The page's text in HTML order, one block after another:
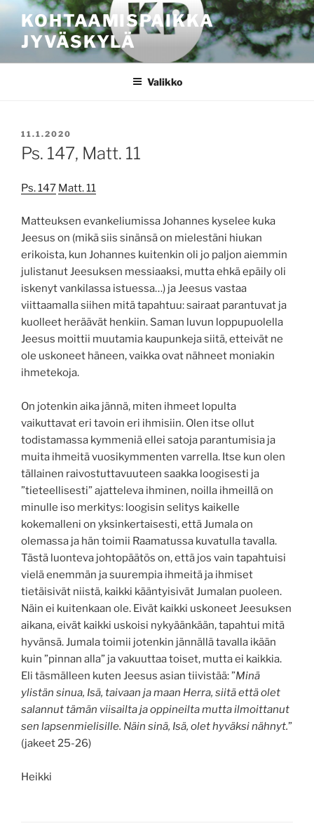
sisältöönKOHTAAMISPAIKKA
JYVÄSKYLÄ
Valikko
JULKAISTU
11.1.2020
Ps. 147, Matt. 11
Ps. 147 Matt. 11
Matteuksen evankeliumissa Johannes kyselee kuka
Jeesus on (mikä siis sinänsä on mielestäni hiukan
erikoista, kun Johannes kuitenkin oli jo paljon aiemmin
julistanut Jeesuksen messiaaksi, mutta ehkä epäily oli
iskenyt vankilassa istuessa…) ja Jeesus vastaa
viittaamalla siihen mitä tapahtuu: sairaat parantuvat ja
kuolleet heräävät henkiin. Saman luvun loppupuolella
Jeesus moittii muutamia kaupunkeja siitä, etteivät ne
ole uskoneet häneen, vaikka ovat nähneet moniakin
ihmetekoja.
On jotenkin aika jännä, miten ihmeet lopulta
vaikuttavat eri tavoin eri ihmisiin. Olen itse ollut
todistamassa kymmeniä ellei satoja parantumisia ja
muita ihmeitä vuosikymmenten varrella. Itse kun olen
tällainen raivostuttavuuteen saakka loogisesti ja
”tieteellisesti” ajatteleva ihminen, noilla ihmeillä on
minulle iso merkitys: loogisin selitys kaikelle
kokemalleni on yksinkertaisesti, että Jumala on
olemassa ja hän toimii Raamatussa kuvatulla tavalla.
Tästä luonteva johtopäätös on, että jos vain tapahtuisi
vielä enemmän ja suurempia ihmeitä ja ihmiset
tietäisivät niistä, kaikki kääntyisivät Jumalan puoleen.
Näin ei kuitenkaan ole. Eivät kaikki uskoneet Jeesuksen
aikana, eivät kaikki uskoisi nykyäänkään, tapahtui mitä
hyvänsä. Jumala toimii jotenkin jännällä tavalla ikään
kuin ”pinnan alla” ja vakuuttaa toiset, mutta ei kaikkia.
Eli täsmälleen kuten Jeesus asian tiivistää: ”Minä
ylistän sinua, Isä, taivaan ja maan Herra, siitä että olet
salannut tämän viisailta ja oppineilta mutta ilmoittanut
sen lapsenmielisille. Näin sinä, Isä, olet hyväksi nähnyt.”
(jakeet 25-26)
Heikki